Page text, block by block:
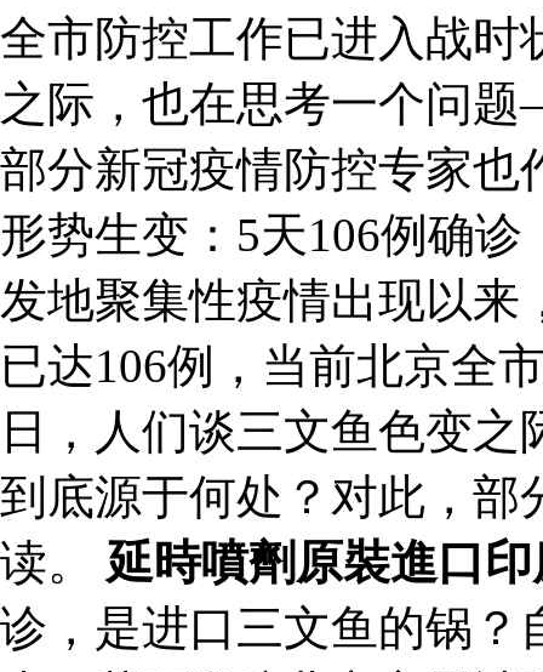
全市防控工作已进入战时
之际，也在思考一个问
部分新冠疫情防控专家
形势生变：5天106例确
发地聚集性疫情出现以来
已达106例，当前北京全
日，人们谈三文鱼色变
到底源于何处？对此，部
读。 延時噴劑原裝進口印
诊，是进口三文鱼的锅？